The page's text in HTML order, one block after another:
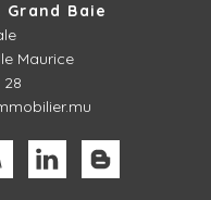
Grand Baie
Maurice
28